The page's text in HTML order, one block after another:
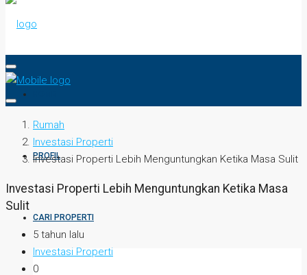
PROFIL
CARI PROPERTI
Rumah
Investasi Properti
Investasi Properti Lebih Menguntungkan Ketika Masa Sulit
Investasi Properti Lebih Menguntungkan Ketika Masa
Sulit
5 tahun lalu
Investasi Properti
0